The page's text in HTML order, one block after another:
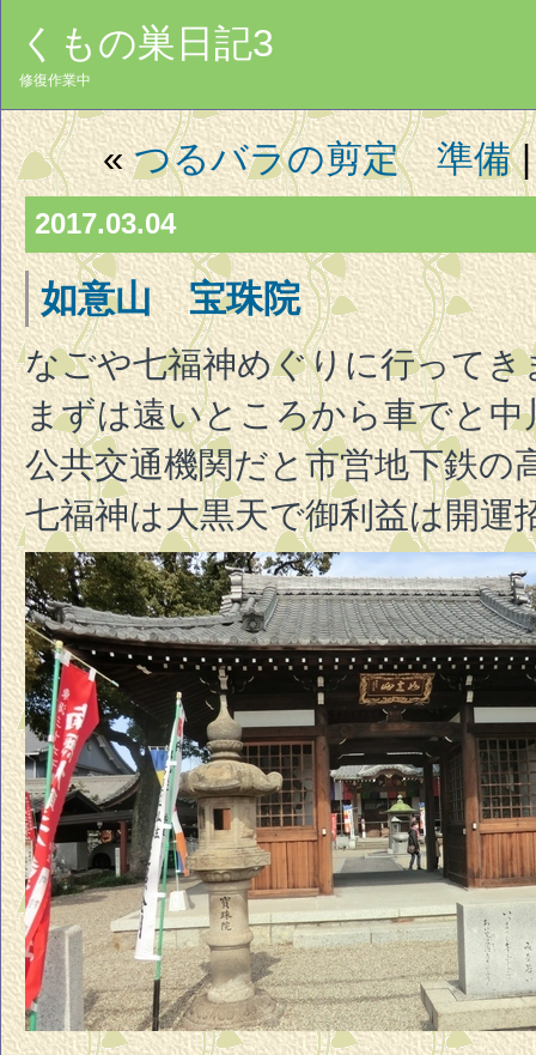
くもの巣日記3
修復作業中
«つるバラの剪定 準備
2017.03.04
如意山 宝珠院
なごや七福神めぐりに行ってき
まずは遠いところから車でと中
公共交通機関だと市営地下鉄の
七福神は大黒天で御利益は開運